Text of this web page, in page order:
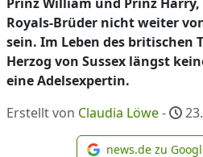
Royals-Brüder nicht weiter
sein. Im Leben des britischen
Herzog von Sussex längst
eine Adelsexpertin.
Erstellt von Claudia Löwe-
news.de zu